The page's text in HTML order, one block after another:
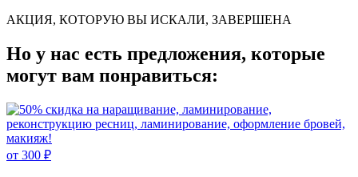
АКЦИЯ, КОТОРУЮ ВЫ ИСКАЛИ, ЗАВЕРШЕНА
Но у нас есть предложения, которые
могут вам понравиться:
от 300 ₽